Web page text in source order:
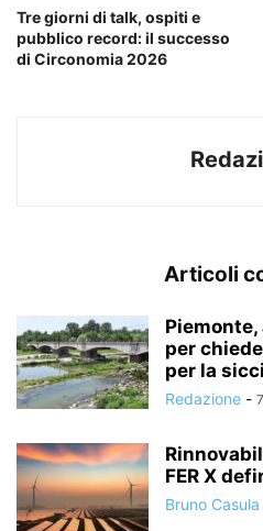
Tre giorni di talk, ospiti e
pubblico record: il successo
di Circonomia 2026
Articoli
per
per la
Redazione -
FER X
Bruno Casula